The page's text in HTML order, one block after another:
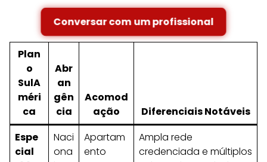
Conversar com um profissional
Plan
o
SulA
méri
ca
Abr
an
gên
cia
Acomod
ação
Diferenciais Notáveis
Espe
cial
Naci
ona
Apartam
ento
Ampla rede
credenciada e múltiplos